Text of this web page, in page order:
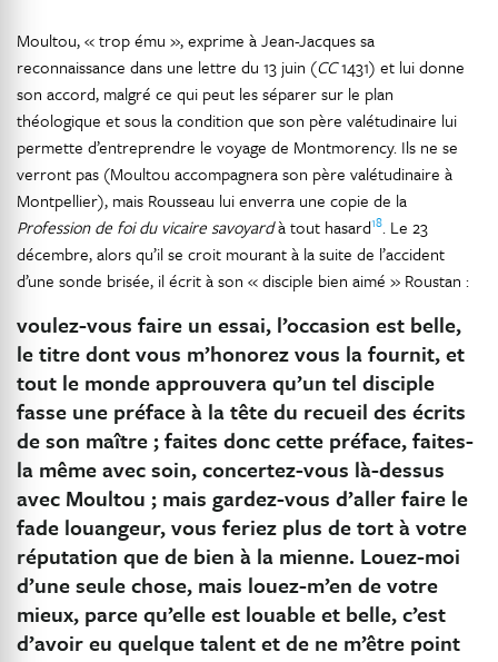
Moultou, « trop ému », exprime à Jean-Jacques sa
reconnaissance dans une lettre du 13 juin (CC1431) et lui donne
son accord, malgré ce qui peut les séparer sur le plan
théologique et sous la condition que son père valétudinaire lui
permette d’entreprendre le voyage de Montmorency. Ils ne se
verront pas (Moultou accompagnera son père valétudinaire à
Montpellier), mais Rousseau lui enverra une copie de la
Profession de foi du vicaire savoyardà tout hasard18. Le 23
décembre, alors qu’il se croit mourant à la suite de l’accident
d’une sonde brisée, il écrit à son « disciple bien aimé » Roustan :
voulez-vous faire un essai, l’occasion est belle,
le titre dont vous m’honorez vous la fournit, et
tout le monde approuvera qu’un tel disciple
fasse une préface à la tête du recueil des écrits
de son maître ; faites donc cette préface, faites-
la même avec soin, concertez-vous là-dessus
avec Moultou ; mais gardez-vous d’aller faire le
fade louangeur, vous feriez plus de tort à votre
réputation que de bien à la mienne. Louez-moi
d’une seule chose, mais louez-m’en de votre
mieux, parce qu’elle est louable et belle, c’est
d’avoir eu quelque talent et de ne m’être point